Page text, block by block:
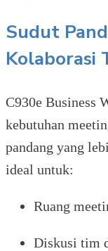
Sudut
Kolaborasi
C930e Business
kebutuhan
pandang yang
ideal untuk:
Ruang
Diskusi tim